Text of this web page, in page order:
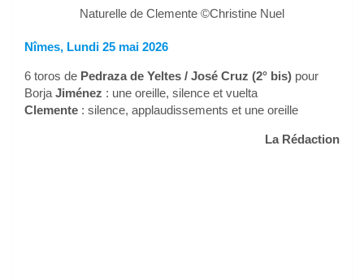
Naturelle de Clemente ©Christine Nuel
Nîmes, Lundi 25 mai 2026
6 toros de Pedraza de Yeltes / José Cruz (2° bis) pour
Borja Jiménez : une oreille, silence et vuelta
Clemente : silence, applaudissements et une oreille
La Rédaction